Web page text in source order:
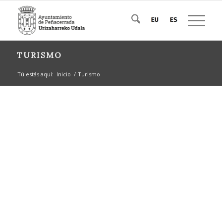
TURISMO
Tú estás aquí: Inicio / Turismo